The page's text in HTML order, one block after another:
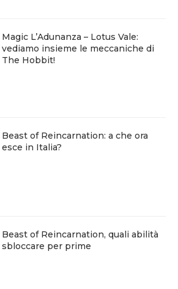
Magic L’Adunanza – Lotus Vale:
vediamo insieme le meccaniche di
The Hobbit!
Beast of Reincarnation: a che ora
esce in Italia?
Beast of Reincarnation, quali abilità
sbloccare per prime